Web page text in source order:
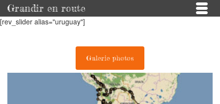
Grandir en route
[rev_slider alias="uruguay"]
Galerie photos